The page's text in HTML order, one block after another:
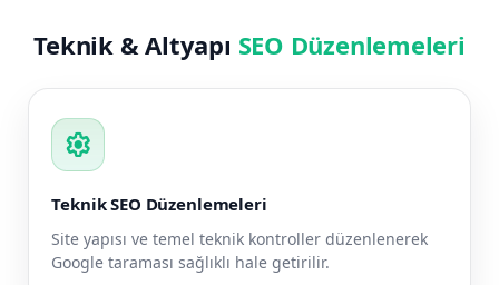
Teknik & Altyapı SEO Düzenlemeleri
settings
Teknik SEO Düzenlemeleri
Site yapısı ve temel teknik kontroller düzenlenerek
Google taraması sağlıklı hale getirilir.